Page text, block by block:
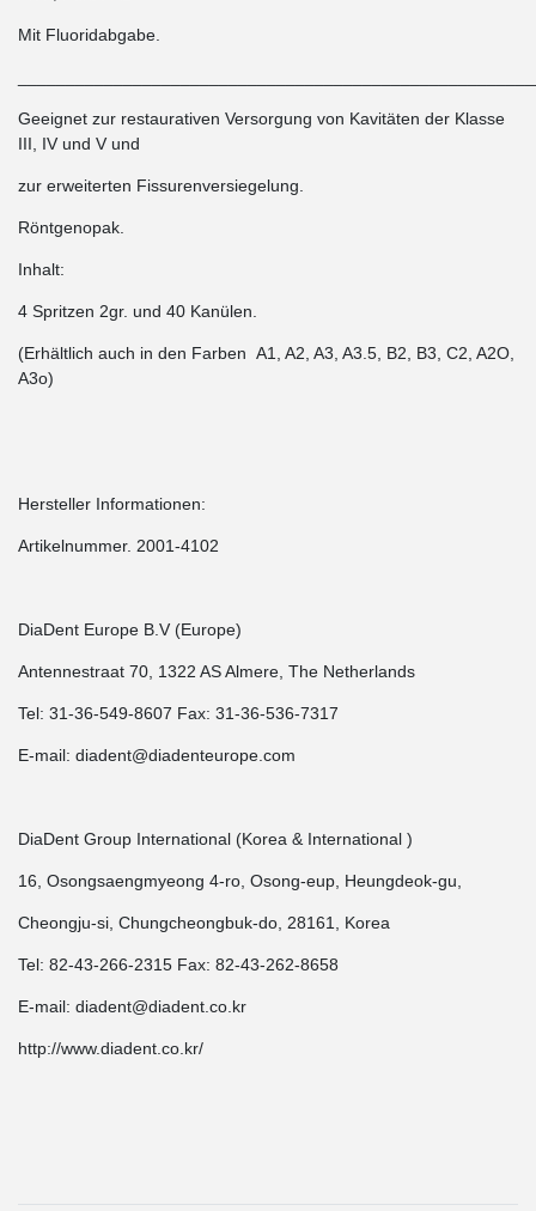
Mit Fluoridabgabe.
Geeignet zur restaurativen Versorgung von Kavitäten der Klasse
III, IV und V und
zur erweiterten Fissurenversiegelung.
Röntgenopak.
Inhalt:
4 Spritzen 2gr. und 40 Kanülen.
(Erhältlich auch in den Farben A1, A2, A3, A3.5, B2, B3, C2, A2O,
A3o)
Hersteller Informationen:
Artikelnummer. 2001-4102
DiaDent Europe B.V (Europe)
Antennestraat 70, 1322 AS Almere, The Netherlands
Tel: 31-36-549-8607 Fax: 31-36-536-7317
E-mail: diadent@diadenteurope.com
DiaDent Group International (Korea & International )
16, Osongsaengmyeong 4-ro, Osong-eup, Heungdeok-gu,
Cheongju-si, Chungcheongbuk-do, 28161, Korea
Tel: 82-43-266-2315 Fax: 82-43-262-8658
E-mail: diadent@diadent.co.kr
http://www.diadent.co.kr/